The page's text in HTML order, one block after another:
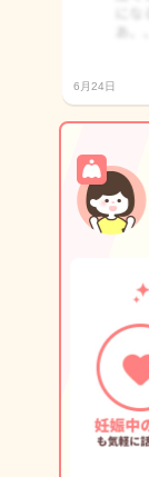
6月24日